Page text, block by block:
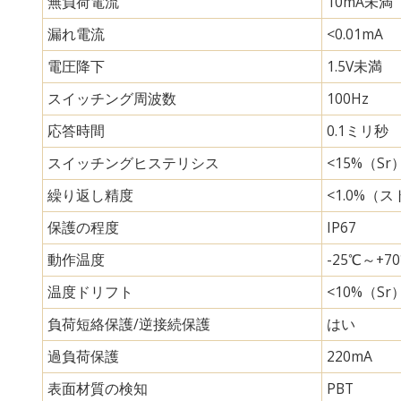
漏れ電流
<0.01mA
電圧降下
1.5V未満
スイッチング周波数
100Hz
応答時間
0.1ミリ秒
スイッチングヒステリシス
<15%（Sr）
繰り返し精度
<1.0%（ス
保護の程度
IP67
動作温度
-25℃～
温度ドリフト
<10%（Sr）
負荷短絡保護/逆接続保護
はい
過負荷保護
220mA
表面材質の検知
PBT